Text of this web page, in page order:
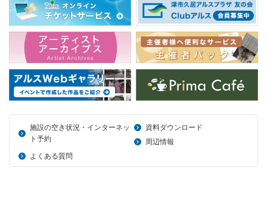
施設の空き状況・インターネッ
ト予約
資料ダウンロード
周辺情報
よくある質問